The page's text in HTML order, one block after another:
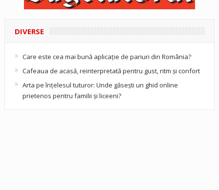
DIVERSE
Care este cea mai bună aplicație de pariuri din România?
Cafeaua de acasă, reinterpretată pentru gust, ritm și confort
Arta pe înțelesul tuturor: Unde găsești un ghid online
prietenos pentru familii și liceeni?